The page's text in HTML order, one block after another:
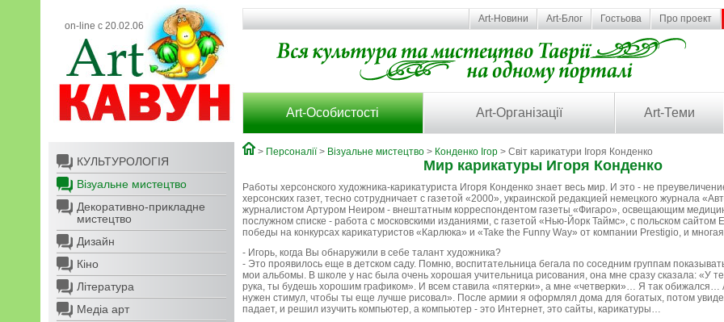
on-line с 20.02.06
Art-Новини Art-Блог Гостьова Про проект
Art-Особистості Art-Організації Art-Теми
КУЛЬТУРОЛОГІЯ
Візуальне мистецтво
Декоративно-прикладне
мистецтво
Дизайн
Кіно
Література
Медіа арт
> Персоналії> Візуальне мистецтво > Конденко Ігор > Світ карикатури Ігоря Конденко
Мир карикатуры Игоря Конденко
Работы херсонского художника-карикатуриста Игоря Конденко знает весь мир. И это - не
херсонских газет, тесно сотрудничает с газетой «2000», украинской редакцией немецкого журнала
журналистом Артуром Неиром - внештатным корреспондентом газеты «Фигаро», освещающим
послужном списке - работа с московскими изданиями, с газетой «Нью-Йорк Таймс», с польском сайтом
победы на конкурсах карикатуристов «Карлюка» и «Take the Funny Way» от компании Prestigio, и
- Игорь, когда Вы обнаружили в себе талант художника?
- Это проявилось еще в детском саду. Помню, воспитательница бегала по соседним группам
мои альбомы. В школе у нас была очень хорошая учительница рисования, она мне сразу сказала: «У
рука, ты будешь хорошим графиком». И всем ставила «пятерки», а мне «четверки»… Я так обижался…
нужен стимул, чтобы ты еще лучше рисовал». После армии я оформлял дома для богатых, потом
падает, и решил изучить компьютер, а компьютер - это Интернет, это сайты, карикатуры…